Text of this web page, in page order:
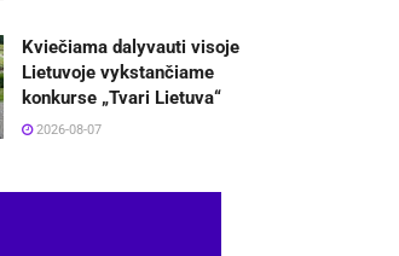
Kviečiama dalyvauti visoje
Lietuvoje vykstančiame
konkurse „Tvari Lietuva“
2026-08-07